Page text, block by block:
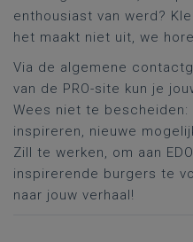
enthousiast van werd?
het maakt niet uit, we
Via de algemene
van de PRO-site kun je
Wees niet te
inspireren, nieuwe
Zill te werken, om aan
inspirerende burgers te
naar jouw verhaal!